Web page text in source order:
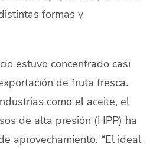
Español
formas y
estuvo concentrado casi
de fruta fresca.
como el aceite, el
de alta presión (HPP) ha
aprovechamiento. “El ideal